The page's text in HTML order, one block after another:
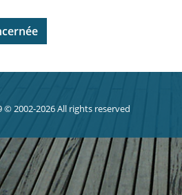
© 2002-2026 All rights reserved